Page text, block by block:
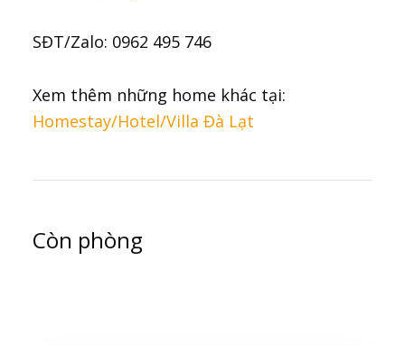
SĐT/Zalo: 0962 495 746
Xem thêm những home khác tại:
Homestay/Hotel/Villa Đà Lạt
Còn phòng